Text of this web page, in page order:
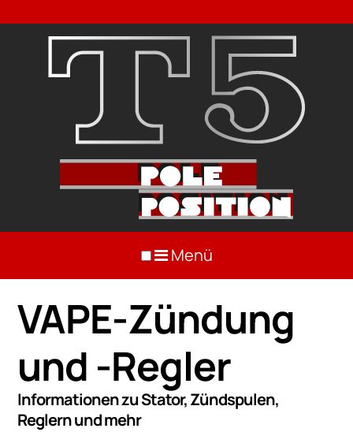
Menü
VAPE-Zündung
und -Regler
Informationen zu Stator, Zündspulen,
Reglern und mehr